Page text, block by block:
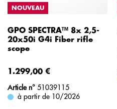
NOUVEAU
GPO SPECTRA™ 8x 2,5-
20x50i G4i Fiber rifle
scope
1.299,00 €
Article n° 51039115
à partir de 10/2026